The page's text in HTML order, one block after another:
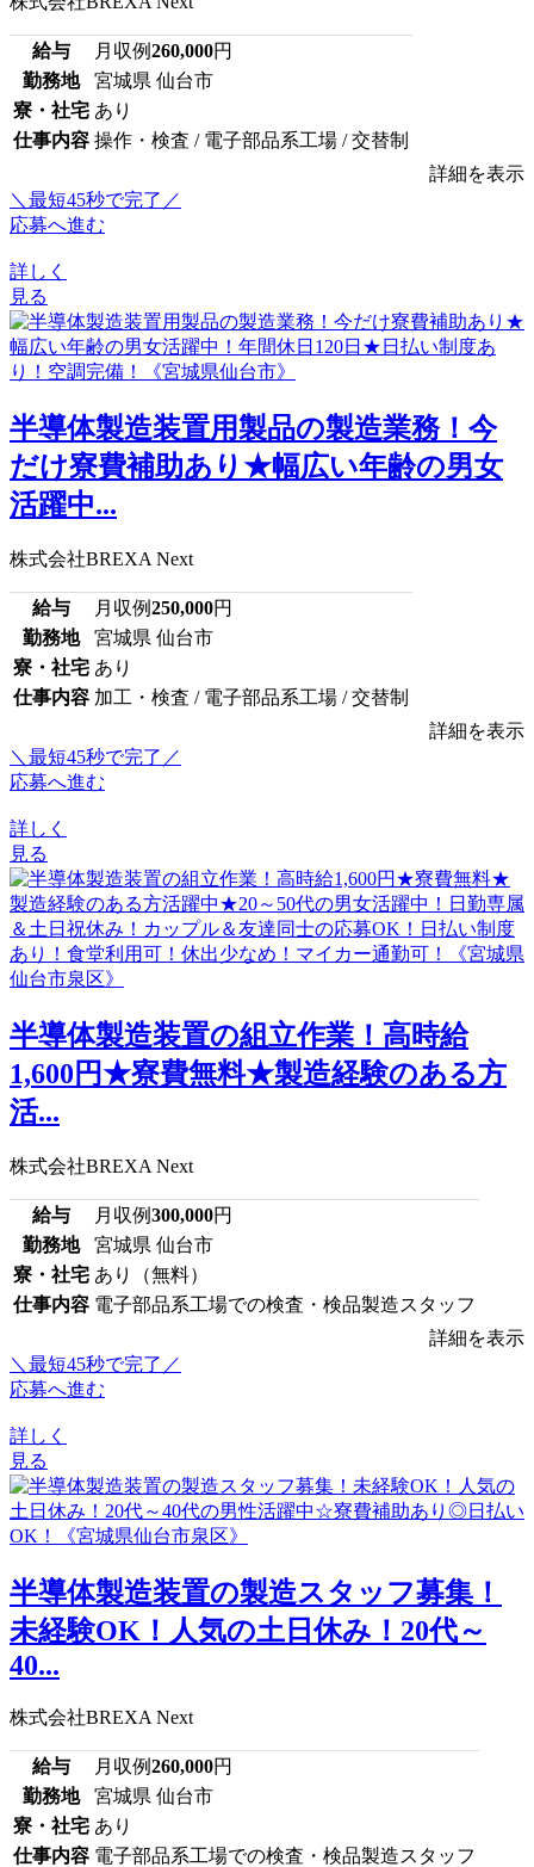
給与 月収例260,000円
勤務地
宮城県 仙台市
寮・社宅 あり
仕事内容 操作・検査 / 電子部品系工場 / 交替制
詳細を表示
＼最短45秒で完了／
応募へ進む
詳しく
見る
半導体製造装置用製品の製造業務！今
だけ寮費補助あり★幅広い年齢の男女
活躍中...
株式会社BREXA Next
給与 月収例250,000円
勤務地
宮城県 仙台市
寮・社宅 あり
仕事内容 加工・検査 / 電子部品系工場 / 交替制
詳細を表示
＼最短45秒で完了／
応募へ進む
詳しく
見る
半導体製造装置の組立作業！高時給
1,600円★寮費無料★製造経験のある方
活...
株式会社BREXA Next
給与 月収例300,000円
勤務地
宮城県 仙台市
寮・社宅 あり（無料）
仕事内容 電子部品系工場での検査・検品製造スタッフ
詳細を表示
＼最短45秒で完了／
応募へ進む
詳しく
見る
半導体製造装置の製造スタッフ募集！
未経験OK！人気の土日休み！20代～
40...
株式会社BREXA Next
給与 月収例260,000円
勤務地
宮城県 仙台市
寮・社宅 あり
仕事内容 電子部品系工場での検査・検品製造スタッフ